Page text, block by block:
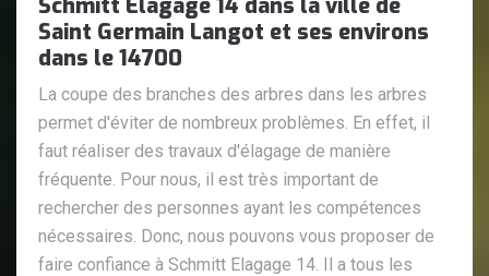
Schmitt Elagage 14 dans la ville de
Saint Germain Langot et ses environs
dans le 14700
La coupe des branches des arbres dans les arbres
permet d'éviter de nombreux problèmes. En effet, il
faut réaliser des travaux d'élagage de manière
fréquente. Pour nous, il est très important de
rechercher des personnes ayant les compétences
nécessaires. Donc, nous pouvons vous proposer de
faire confiance à Schmitt Elagage 14. Il a tous les